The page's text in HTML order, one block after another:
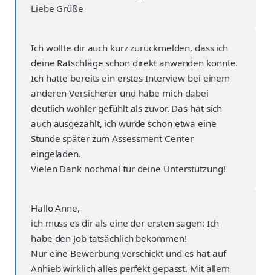
Liebe Grüße
Ich wollte dir auch kurz zurückmelden, dass ich
deine Ratschläge schon direkt anwenden konnte.
Ich hatte bereits ein erstes Interview bei einem
anderen Versicherer und habe mich dabei
deutlich wohler gefühlt als zuvor. Das hat sich
auch ausgezahlt, ich wurde schon etwa eine
Stunde später zum Assessment Center
eingeladen.
Vielen Dank nochmal für deine Unterstützung!
Hallo Anne,
ich muss es dir als eine der ersten sagen: Ich
habe den Job tatsächlich bekommen!
Nur eine Bewerbung verschickt und es hat auf
Anhieb wirklich alles perfekt gepasst. Mit allem